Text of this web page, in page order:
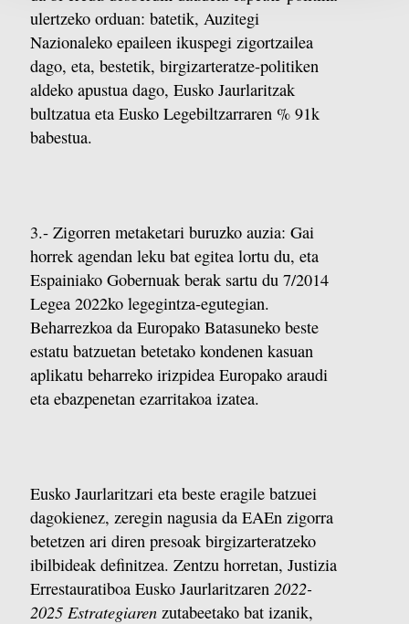
baliatzen gara. Ohar hau onartuz gero, teknologia hori
erabiltzeko baimen esplizitua ematen diguzu.
ulertzeko orduan: batetik, Auzitegi
Nazionaleko epaileen ikuspegi zigortzailea
dago, eta, bestetik, birgizarteratze-politiken
aldeko apustua dago, Eusko Jaurlaritzak
bultzatua eta Eusko Legebiltzarraren % 91k
babestua.
3.- Zigorren metaketari buruzko auzia: Gai
horrek agendan leku bat egitea lortu du, eta
Espainiako Gobernuak berak sartu du 7/2014
Legea 2022ko legegintza-egutegian.
Beharrezkoa da Europako Batasuneko beste
estatu batzuetan betetako kondenen kasuan
aplikatu beharreko irizpidea Europako araudi
eta ebazpenetan ezarritakoa izatea.
Eusko Jaurlaritzari eta beste eragile batzuei
dagokienez, zeregin nagusia da EAEn zigorra
betetzen ari diren presoak birgizarteratzeko
ibilbideak definitzea. Zentzu horretan, Justizia
Errestauratiboa Eusko Jaurlaritzaren 2022-
2025 Estrategiarenzutabeetako bat izanik,